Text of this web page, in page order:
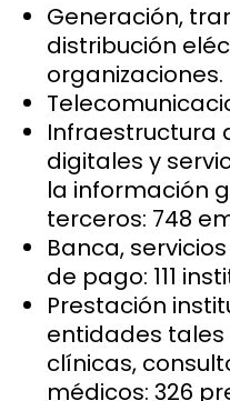
Generación,
distribución
organizaciones.
Infraestructura
digitales y
la información
terceros: 748
Banca,
de pago: 111
Prestación
entidades
clínicas,
médicos: 326